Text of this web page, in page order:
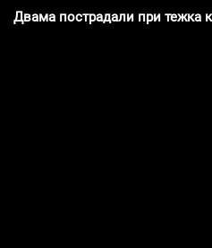
Двама пострадали при тежка